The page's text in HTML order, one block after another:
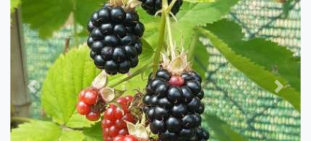
Předchozí Další